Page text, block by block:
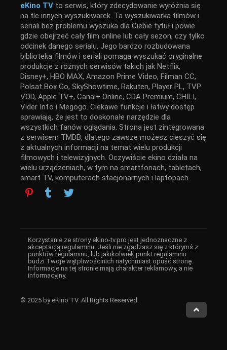
eKino TV to serwis, który zdecydowanie wyróżnia się
na tle innych wyszukiwarek. Ta wyszukiwarka filmów i
seriali bez problemu wyszuka dla Ciebie tytuł i powie
gdzie obejrzeć cały film online lub cały sezon, czy tylko
odcinek danego serialu. Jego bardzo rozbudowana
biblioteka filmów i seriali pomaga wyszukać oryginalne
produkcje z różnych serwisów takich jak Netflix,
Disney+, HBO MAX, Amazon Prime Video, Filman CC,
Polsat Box Go, SkyShowtime, Rakuten, Player PL, TVP
VOD, Apple TV+, Canal+ Online, CDA Premium, CHILI,
Vider Info i Megogo. Ciekawe funkcje i łatwy dostęp
sprawiają, że jest to doskonałe narzędzie dla
wszystkich fanów oglądania. Strona jest zintegrowana
z serwisem TMDB, dlatego zawsze możesz cieszyć się
z aktualnych informacji na temat wielu produkcji
filmowych i telewizyjnych. Oczywiście ekino działa na
wielu urządzeniach, w tym na smartfonach, tabletach,
smart TV, komputerach stacjonarnych i laptopach.
Korzystanie ze strony ekino-tv.pro jest jednoznaczne z
akceptacją regulaminu. Jeśli nie zgadzasz się z którymś z
punktów regulaminu, lub jakikolwiek punkt regulaminu
budzi Twoje wątpliwościnich natychmiast opuść stronę.
Informacje na tej stronie mają charakter reklamowy, a nie
informacyjny.
© 2025 by eKino TV. All Rights Reserved.